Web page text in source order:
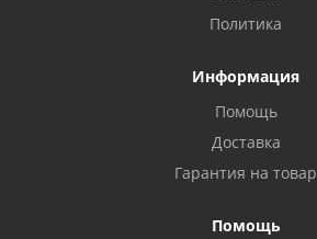
Политика
Информация
Помощь
Доставка
Гарантия на товар
Помощь